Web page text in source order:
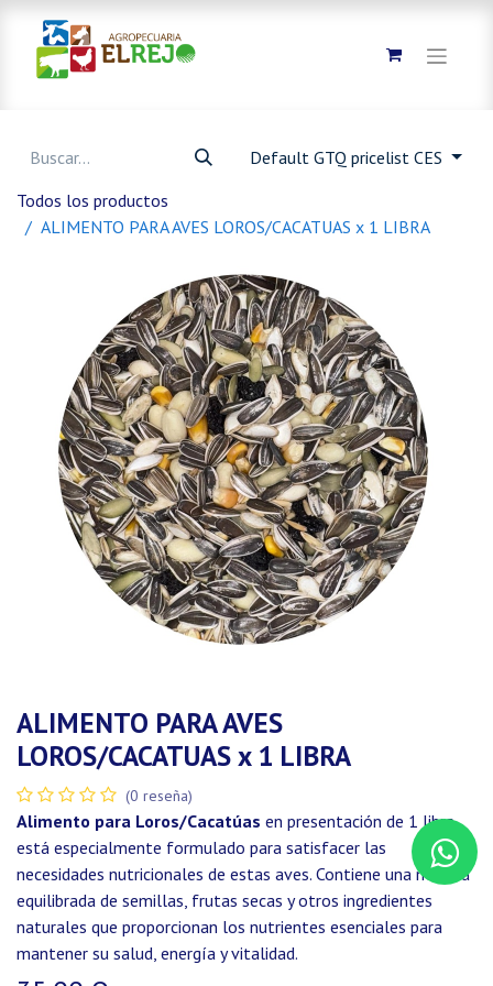
Default GTQ pricelist CES
Todos los productos
ALIMENTO PARA AVES LOROS/CACATUAS x 1 LIBRA
ALIMENTO PARA AVES
LOROS/CACATUAS x 1 LIBRA
(0 reseña)
Alimento para Loros/Cacatúas en presentación de 1 libra
está especialmente formulado para satisfacer las
necesidades nutricionales de estas aves. Contiene una mezcla
equilibrada de semillas, frutas secas y otros ingredientes
naturales que proporcionan los nutrientes esenciales para
mantener su salud, energía y vitalidad.